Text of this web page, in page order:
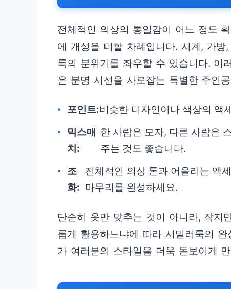
전체적인 의상의 통일감이 어느 정도
에 개성을 더할 차례입니다. 시계, 가
룩의 분위기를 좌우할 수 있습니다. 이
은 분명 시선을 사로잡는 특별한 주인
포인트:비슷한 디자인이나 색상의 액
믹스매
치:
한 사람은 모자, 다른 사람은
주는 것도 좋습니다.
조
화:
전체적인 의상 톤과 어울리는 액
마무리를 완성하세요.
단순히 옷만 맞추는 것이 아니라, 작지
롭게 활용하느냐에 따라 시밀러룩의
가 여러분의 스타일을 더욱 돋보이게